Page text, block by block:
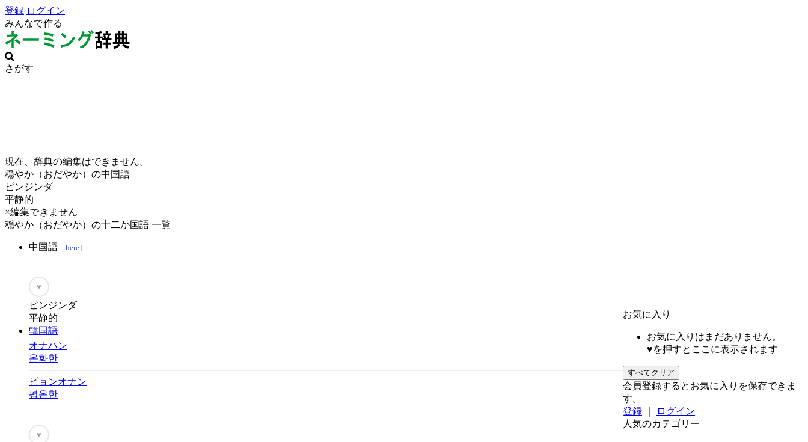
登録 ログイン
みんなで作る
さがす
現在、辞典の編集はできません。
穏やか（おだやか）の中国語
ピンジンダ
平静的
×編集できません
穏やか（おだやか）の十二か国語 一覧
中国語 [here]
♥
ピンジンダ
平静的
韓国語
オナハン
온화한
ピョンオナン
평온한
♥
お気に入り
お気に入りはまだありません。
♥を押すとここに表示されます
すべてクリア
会員登録するとお気に入りを保存できま
す。
登録
ログイン
人気のカテゴリー